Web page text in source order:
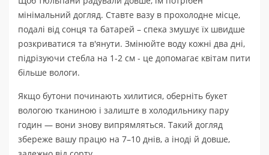
мінімальний догляд. Ставте вазу в прохолодне місце,
подалі від сонця та батарей – спека змушує їх швидше
розкриватися та в'янути. Змінюйте воду кожні два дні,
підрізуючи стебла на 1-2 см - це допомагає квітам пити
більше вологи.
Якщо бутони починають хилитися, оберніть букет
вологою тканиною і залиште в холодильнику пару
годин — вони знову випрямляться. Такий догляд
збереже вашу працю на 7–10 днів, а іноді й довше,